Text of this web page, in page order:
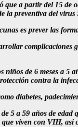
a partir del 15
la preventiva del virus
es prever las
de 6 meses a 5
contra la
diabetes,
5 a 59 años de
viven con VIH, así